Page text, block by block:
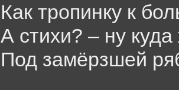
Как тропинку к
А стихи? – ну
Под замёрзшей